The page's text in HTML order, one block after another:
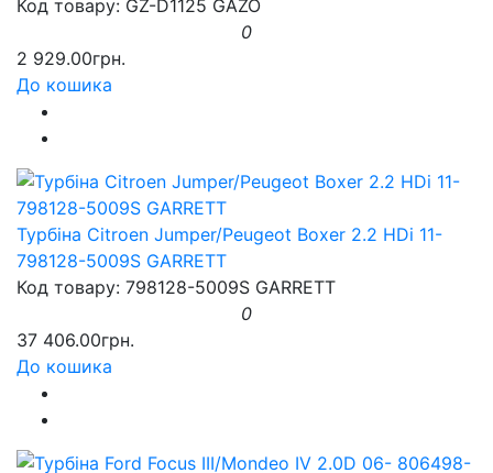
Код товару: GZ-D1125 GAZO
0
2 929.00грн.
До кошика
Турбіна Citroen Jumper/Peugeot Boxer 2.2 HDi 11-
798128-5009S GARRETT
Код товару: 798128-5009S GARRETT
0
37 406.00грн.
До кошика